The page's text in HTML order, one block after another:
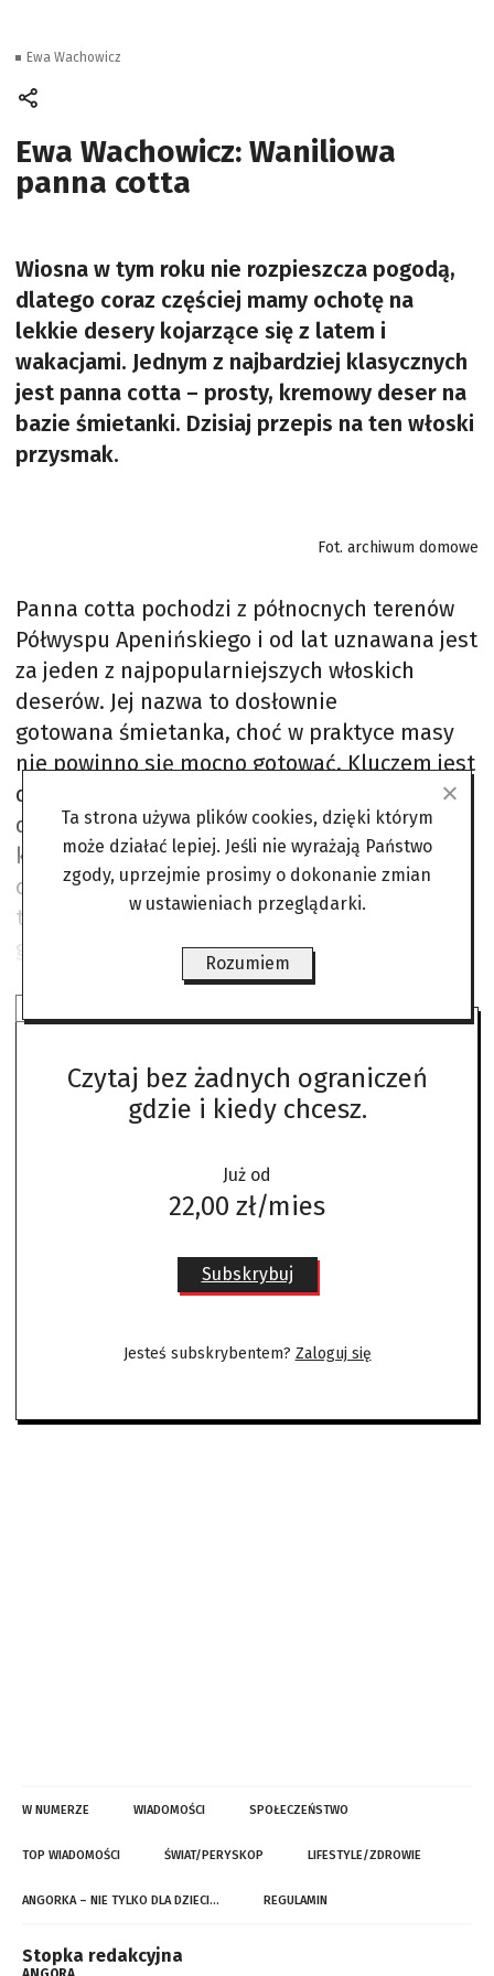
Ewa Wachowicz: Waniliowa
panna cotta
Wiosna w tym roku nie rozpieszcza pogodą,
dlatego coraz częściej mamy ochotę na
lekkie desery kojarzące się z latem i
wakacjami. Jednym z najbardziej klasycznych
jest panna cotta – prosty, kremowy deser na
bazie śmietanki. Dzisiaj przepis na ten włoski
przysmak.
Fot. archiwum domowe
Panna cotta pochodzi z północnych terenów
Półwyspu Apenińskiego i od lat uznawana jest
za jeden z najpopularniejszych włoskich
deserów. Jej nazwa to dosłownie
gotowana śmietanka, choć w praktyce masy
nie powinno się mocno gotować. Kluczem jest
delikatne podgrzanie składników tak, aby
deser zachował kremową, aksamitną
konsystencję. Dobrze przygotowana panna
cotta powinna lekko drżeć po wyłożeniu na
talerz, a nie przypominać formy sztywnej
galaretki.
Czytaj bez żadnych ograniczeń
gdzie i kiedy chcesz.
Już od
22,00 zł/mies
Subskrybuj
Jesteś subskrybentem? Zaloguj się
Ewa Wachowicz
W NUMERZE WIADOMOŚCI SPOŁECZEŃSTWO
TOP WIADOMOŚCI ŚWIAT/PERYSKOP LIFESTYLE/ZDROWIE
ANGORKA – NIE TYLKO DLA DZIECI… REGULAMIN
Stopka redakcyjna
Ta strona używa plików cookies, dzięki którym
może działać lepiej. Jeśli nie wyrażają Państwo
zgody, uprzejmie prosimy o dokonanie zmian
w ustawieniach przeglądarki.
Rozumiem